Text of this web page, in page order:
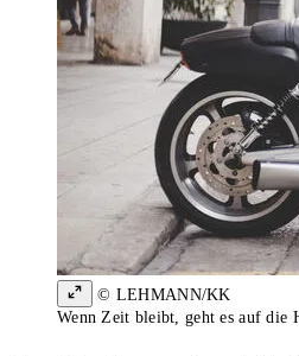
© LEHMANN/KK
Wenn Zeit bleibt, geht es auf die